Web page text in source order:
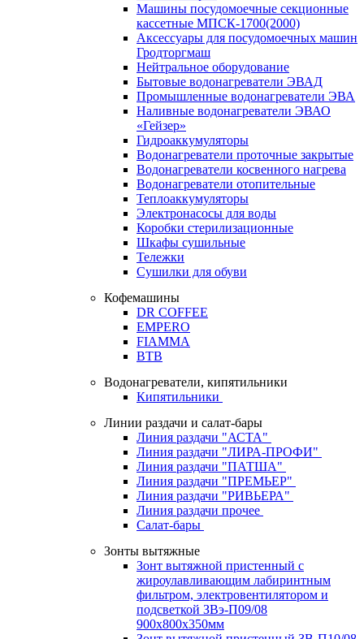
Машины посудомоечные секционные
кассетные МПСК-1700(2000)
Аксессуары для посудомоечных машин
Гродторгмаш
Нейтральное оборудование
Бытовые водонагреватели ЭВАД
Промышленные водонагреватели ЭВА
Наливные водонагреватели ЭВАО
«Гейзер»
Гидроаккумуляторы
Водонагреватели проточные закрытые
Водонагреватели косвенного нагрева
Водонагреватели отопительные
Теплоаккумуляторы
Электронасосы для воды
Коробки стерилизационные
Шкафы сушильные
Тележки
Сушилки для обуви
Кофемашины
DR COFFEE
EMPERO
FIAMMA
BTB
Водонагреватели, кипятильники
Кипятильники
Линии раздачи и салат-бары
Линия раздачи "АСТА"
Линия раздачи "ЛИРА-ПРОФИ"
Линия раздачи "ПАТША"
Линия раздачи "ПРЕМЬЕР"
Линия раздачи "РИВЬЕРА"
Линия раздачи прочее
Салат-бары
Зонты вытяжные
Зонт вытяжной пристенный с
жироулавливающим лабиринтным
фильтром, электровентилятором и
подсветкой ЗВэ-П09/08
900х800х350мм